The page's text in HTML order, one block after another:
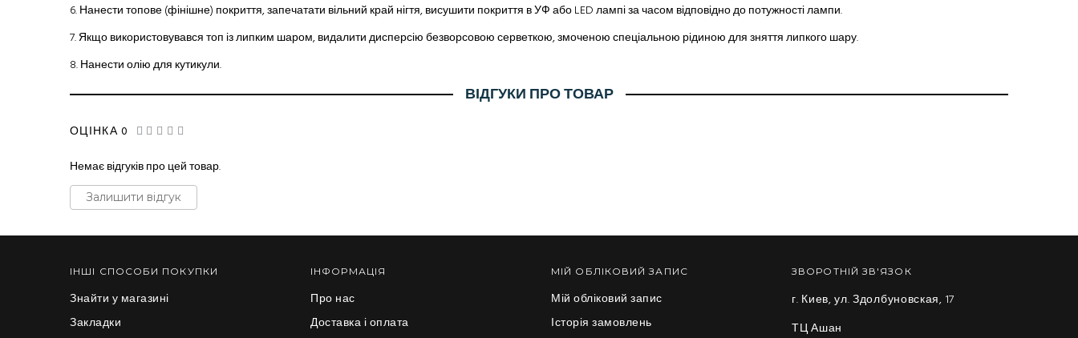
6.Нанести топове (фінішне) покриття, запечатати вільний край нігтя, висушити покриття в УФ або LED лампі за часом відповідно до потужності лампи.
7.Якщо використовувався топ із липким шаром, видалити дисперсію безворсовою серветкою, змоченою спеціальною рідиною для зняття липкого шару.
8.Нанестиолію­для кутикули.
ВІДГУКИ ПРО ТОВАР
ОЦІНКА 0
Немає відгуків про цей товар.
Залишити відгук
ІНШІ СПОСОБИ ПОКУПКИ
Знайти у магазині
Закладки
ІНФОРМАЦІЯ
Про нас
Доставка і оплата
МІЙ ОБЛІКОВИЙ ЗАПИС
Мій обліковий запис
Історія замовлень
ЗВОРОТНІЙ ЗВ'ЯЗОК
г. Киев, ул. Здолбуновская, 17
ТЦ Ашан